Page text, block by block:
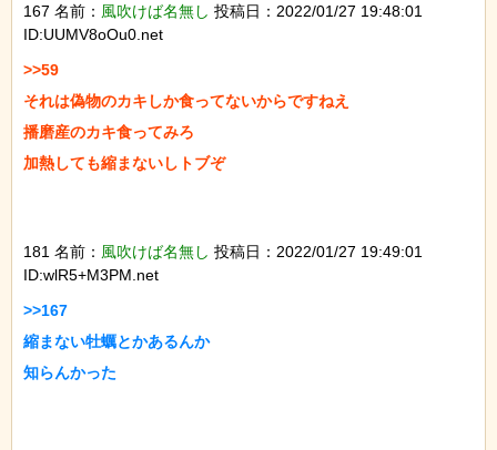
167 名前： 風吹けば名無し 投稿日：2022/01/27 19:48:01
ID:UUMV8oOu0.net
>>59
それは偽物のカキしか食ってないからですねえ
播磨産のカキ食ってみろ
加熱しても縮まないしトブぞ
181 名前： 風吹けば名無し 投稿日：2022/01/27 19:49:01
ID:wlR5+M3PM.net
>>167
縮まない牡蠣とかあるんか
知らんかった